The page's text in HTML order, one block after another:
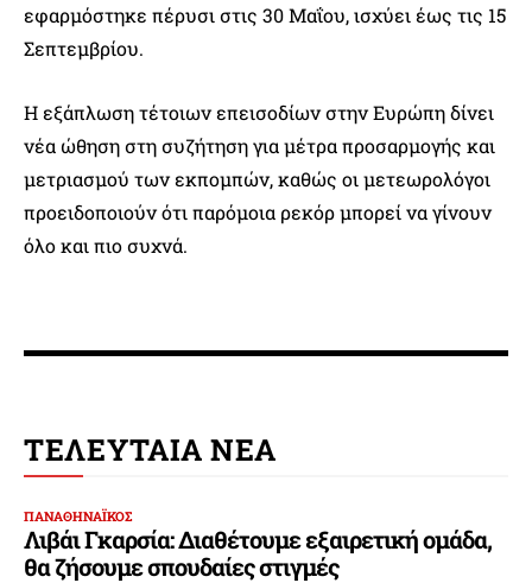
εφαρμόστηκε πέρυσι στις 30 Μαΐου, ισχύει έως τις 15
Σεπτεμβρίου.
Η εξάπλωση τέτοιων επεισοδίων στην Ευρώπη δίνει
νέα ώθηση στη συζήτηση για μέτρα προσαρμογής και
μετριασμού των εκπομπών, καθώς οι μετεωρολόγοι
προειδοποιούν ότι παρόμοια ρεκόρ μπορεί να γίνουν
όλο και πιο συχνά.
ΤΕΛΕΥΤΑΙΑ ΝΕΑ
ΠΑΝΑΘΗΝΑΪΚΟΣ
Λιβάι Γκαρσία: Διαθέτουμε εξαιρετική ομάδα,
θα ζήσουμε σπουδαίες στιγμές